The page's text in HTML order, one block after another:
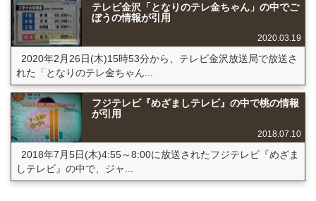
テレビ金沢「となりのテレ金ちゃん」の中でご
ぼうの情報が引用
2020.03.19
2020年2月26日(木)15時53分から、テレビ金沢放送局で放送さ
れた「となりのテレ金ちゃん...
フジテレビ『めざましテレビ』の中で桃の情報
が引用
2018.07.10
2018年7月5日(木)4:55～8:00に放送されたフジテレビ『めざま
しテレビ』の中で、ジャ...